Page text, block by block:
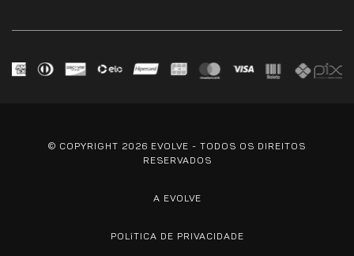
© COPYRIGHT 2026 EVOLVE - TODOS OS DIREITOS
RESERVADOS
A EVOLVE
POLíTICA DE PRIVACIDADE